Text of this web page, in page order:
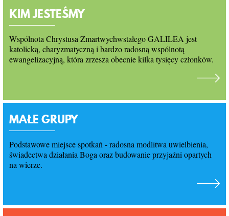
KONTAKT
KIM JESTEŚMY
Wspólnota Chrystusa Zmartwychwstałego GALILEA jest
katolicką, charyzmatyczną i bardzo radosną wspólnotą
ewangelizacyjną, która zrzesza obecnie kilka tysięcy członków.
MAŁE GRUPY
Podstawowe miejsce spotkań - radosna modlitwa uwielbienia,
świadectwa działania Boga oraz budowanie przyjaźni opartych
na wierze.